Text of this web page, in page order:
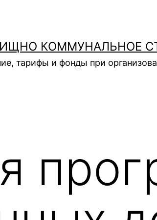
КОММУНАЛЬНОЕ
тарифы и фонды при